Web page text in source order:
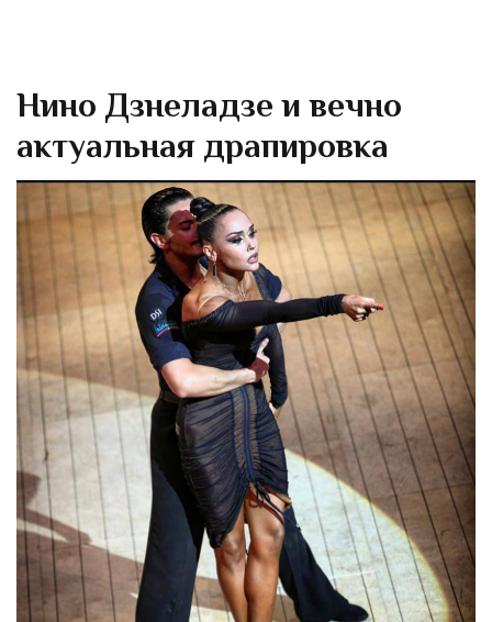
Нино Дзнеладзе и вечно
актуальная драпировка